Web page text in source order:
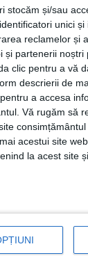
stocăm și/sau
unici
reclamelor și
și partenerii
clic pentru a vă
descrierii de
a accesa
Vă rugăm să
acestui site
la acest site
investiții
(PSD);
nucleele
2 –
și Cornea
4